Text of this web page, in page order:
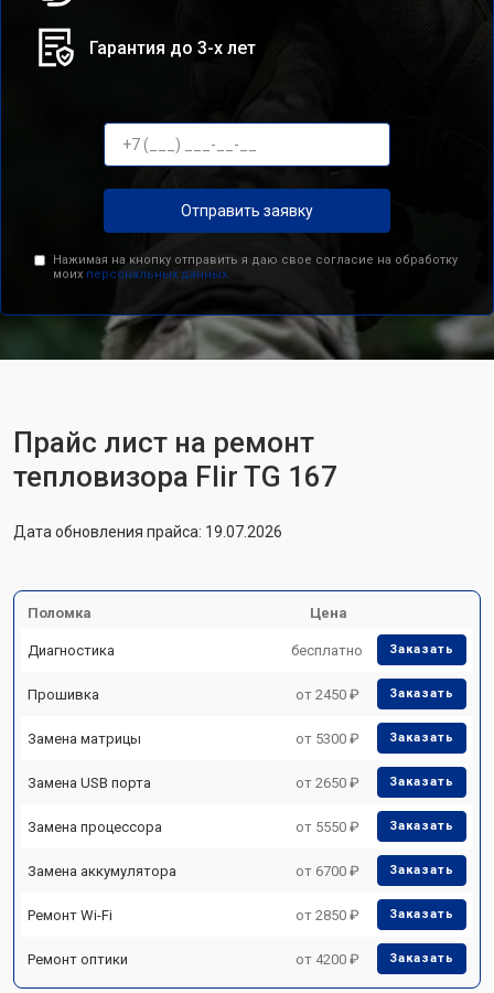
Гарантия до 3-х лет
Отправить заявку
Нажимая на кнопку отправить я даю свое согласие на обработку
моих персональных данных.
Прайс лист на ремонт
тепловизора Flir TG 167
Дата обновления прайса: 19.07.2026
Поломка Цена
Диагностика бесплатно Заказать
Прошивка от 2450 ₽ Заказать
Замена матрицы от 5300 ₽ Заказать
Замена USB порта от 2650 ₽ Заказать
Замена процессора от 5550 ₽ Заказать
Замена аккумулятора от 6700 ₽ Заказать
Ремонт Wi-Fi от 2850 ₽ Заказать
Ремонт оптики от 4200 ₽ Заказать